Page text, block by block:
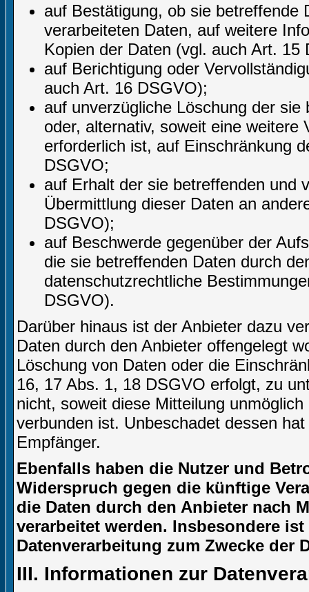
auf Bestätigung, ob sie betreffende
verarbeiteten Daten, auf weitere
Kopien der Daten (vgl. auch Art. 15
auf Berichtigung oder
auch Art. 16 DSGVO);
auf unverzügliche Löschung der
oder, alternativ, soweit eine
erforderlich ist, auf Einschränkung
DSGVO;
auf Erhalt der sie betreffenden und
Übermittlung dieser Daten an
DSGVO);
auf Beschwerde gegenüber der
die sie betreffenden Daten durch
datenschutzrechtliche
DSGVO).
Darüber hinaus ist der Anbieter dazu
Daten durch den Anbieter offengelegt
Löschung von Daten oder die
16, 17 Abs. 1, 18 DSGVO erfolgt, zu
nicht, soweit diese Mitteilung
verbunden ist. Unbeschadet dessen
Empfänger.
Ebenfalls haben die Nutzer und
Widerspruch gegen die künftige
die Daten durch den Anbieter nach
verarbeitet werden. Insbesondere
Datenverarbeitung zum Zwecke der
III. Informationen zur